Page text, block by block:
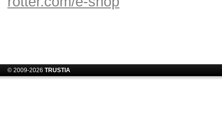
© 2009-2026 TRUSTIA